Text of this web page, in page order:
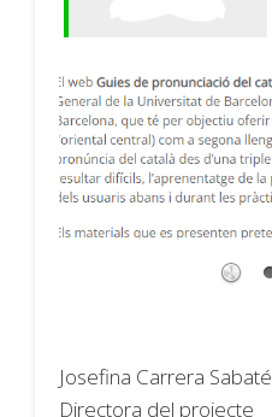
Josefina Carrera Sabaté
Directora del projecte